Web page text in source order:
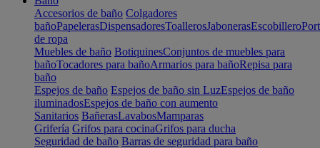
Accesorios de baño Colgadores
bañoPapelerasDispensadoresToallerosJabonerasEscobillero
de ropa
Muebles de baño BotiquinesConjuntos de muebles para
bañoTocadores para bañoArmarios para bañoRepisa para
baño
Espejos de baño Espejos de baño sin LuzEspejos de baño
iluminadosEspejos de baño con aumento
Sanitarios BañerasLavabosMamparas
Grifería Grifos para cocinaGrifos para ducha
Seguridad de baño Barras de seguridad para baño